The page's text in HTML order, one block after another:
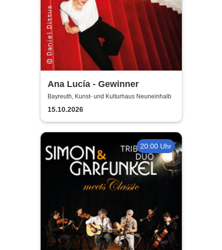
Ana Lucía - Gewinner
Bayreuth, Kunst- und Kulturhaus Neuneinhalb
15.10.2026
20:00 Uhr